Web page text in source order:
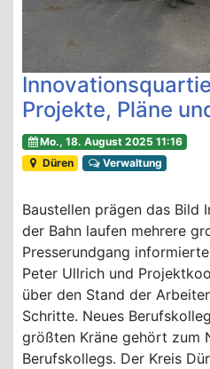
Projekte, Pläne
Mo., 18. August 2025 11:16
Düren
Verwaltung
Baustellen prägen das Bild
der Bahn laufen mehrere
Presserundgang
Peter Ullrich und
über den Stand der
Schritte. Neues
größten Kräne gehört zum
Berufskollegs. Der Kreis